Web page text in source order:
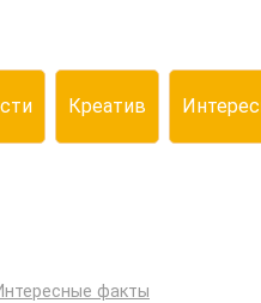
Креатив
факты